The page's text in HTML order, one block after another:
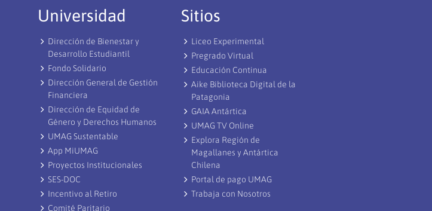
Universidad
Dirección de Bienestar y
Desarrollo Estudiantil
Fondo Solidario
Dirección General de Gestión
Financiera
Dirección de Equidad de
Género y Derechos Humanos
UMAG Sustentable
App MiUMAG
Proyectos Institucionales
SES-DOC
Incentivo al Retiro
Comité Paritario
Sitios
Liceo Experimental
Pregrado Virtual
Educación Continua
Aike Biblioteca Digital de la
Patagonia
GAIA Antártica
UMAG TV Online
Explora Región de
Magallanes y Antártica
Chilena
Portal de pago UMAG
Trabaja con Nosotros